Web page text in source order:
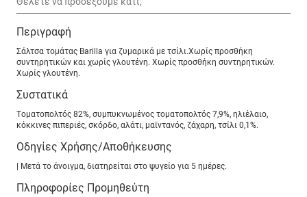
Περιγραφή
Σάλτσα τομάτας Barilla για ζυμαρικά με τσίλι.Χωρίς προσθήκη
συντηρητικών και χωρίς γλουτένη. Χωρίς προσθήκη συντηρητικών.
Χωρίς γλουτένη.
Συστατικά
Τoματoπoλτóς 82%, συμπυκνωμένος τοματοπολτóς 7,9%, ηλιέλαιο,
κόκκινες πιπεριές, σκóρδο, αλάτι, μαϊντανóς, ζάχαρη, τσίλι 0,1%.
Οδηγίες Χρήσης/Αποθήκευσης
| Μετά το άνοιγμα, διατηρείται στο ψυγείο για 5 ημέρες.
Πληροφορίες Προμηθεύτη